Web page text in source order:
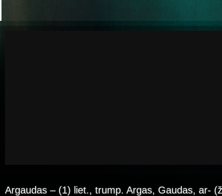
Argaudas – (1) liet., trump. Argas, Gaudas, ar-